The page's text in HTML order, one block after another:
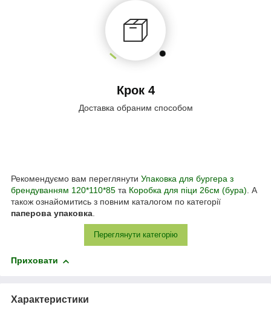
Крок 4
Доставка обраним способом
Рекомендуємо вам переглянути Упаковка для бургера з
брендуванням 120*110*85 та Коробка для піци 26см (бура). А
також ознайомитись з повним каталогом по категорії
паперова упаковка.
Переглянути категорію
Приховати
Характеристики